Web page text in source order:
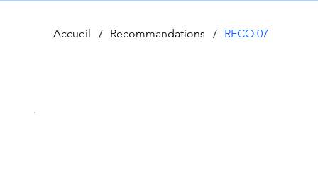
Accueil / Recommandations / RECO 07